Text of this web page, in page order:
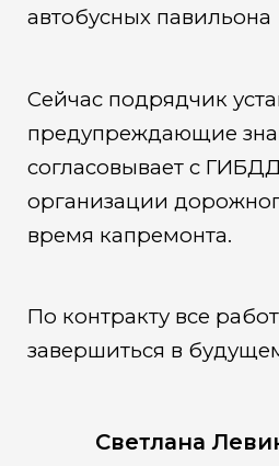
автобусных павильона
Сейчас подрядчик
предупреждающие
согласовывает с
организации
время капремонта.
По контракту все
завершиться в
Светлана